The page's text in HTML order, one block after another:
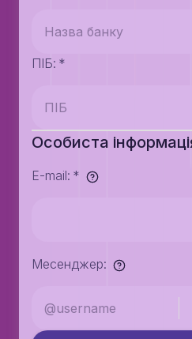
ПІБ: *
Особиста
E-mail: *
Месенджер: